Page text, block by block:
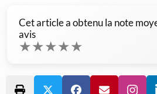
Cet article a obtenu la note
avis
★★★★★